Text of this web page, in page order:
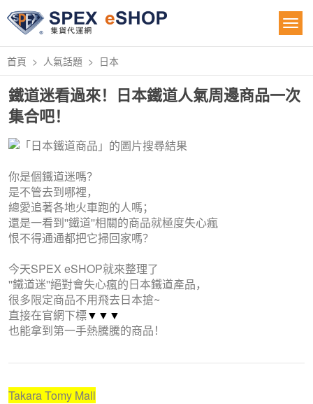
首頁 人氣話題 日本
鐵道迷看過來！日本鐵道人氣周邊商品一次
集合吧！
你是個鐵道迷嗎？
是不管去到哪裡，
總愛追著各地火車跑的人嗎；
還是一看到''鐵道''相關的商品就極度失心瘋
恨不得通通都把它掃回家嗎？
今天SPEX eSHOP就來整理了
''鐵道迷''絕對會失心瘋的日本鐵道產品，
很多限定商品不用飛去日本搶~
直接在官網下標▼ ▼ ▼
也能拿到第一手熱騰騰的商品！
Takara Tomy Mall